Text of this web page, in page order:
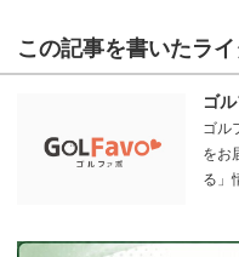
この記事を書いたラ
ゴ
ゴル
をお
る」